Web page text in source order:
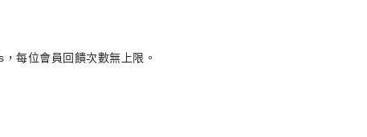
每位會員回饋次數無上限。